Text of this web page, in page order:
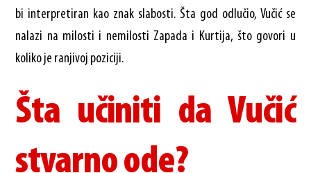
bi interpretiran kao znak slabosti. Šta god odlučio, Vučić se
nalazi na milosti i nemilosti Zapada i Kurtija, što govori u
koliko je ranjivoj poziciji.
Šta učiniti da Vučić
stvarno ode?